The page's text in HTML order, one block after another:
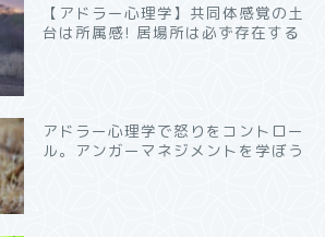
【アドラー心理学】共同体感覚の土
台は所属感! 居場所は必ず存在する
アドラー心理学で怒りをコントロー
ル。アンガーマネジメントを学ぼう